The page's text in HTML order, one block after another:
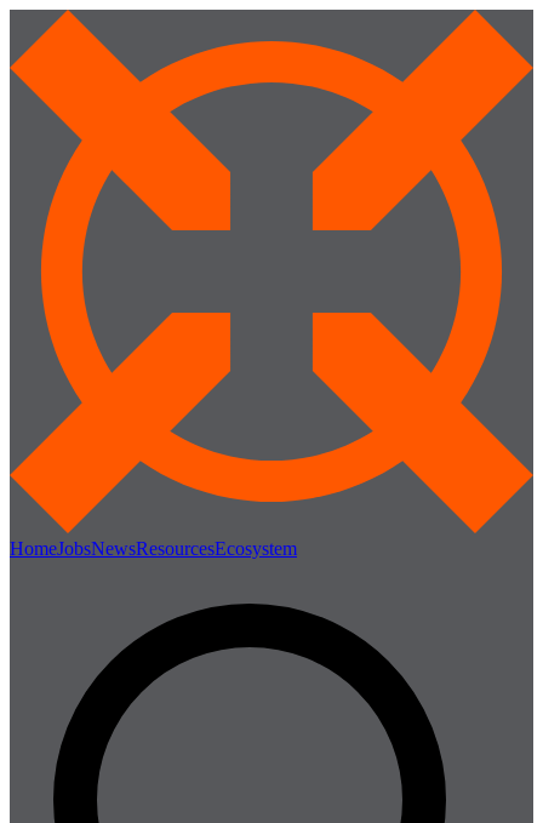
HomeJobsNewsResourcesEcosystem